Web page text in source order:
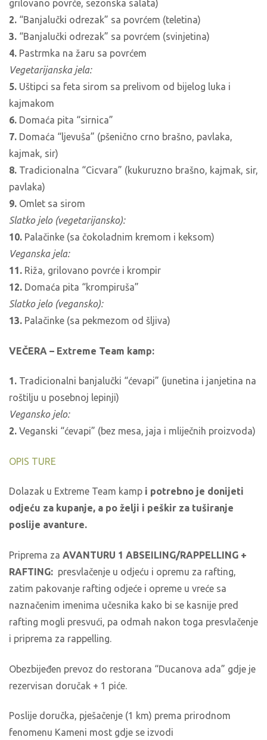
grilovano povrće, sezonska salata)
2. “Banjalučki odrezak” sa povrćem (teletina)
3. “Banjalučki odrezak” sa povrćem (svinjetina)
4. Pastrmka na žaru sa povrćem
Vegetarijanska jela:
5. Uštipci sa feta sirom sa prelivom od bijelog luka i
kajmakom
6. Domaća pita “sirnica”
7. Domaća “ljevuša” (pšenično crno brašno, pavlaka,
kajmak, sir)
8. Tradicionalna “Cicvara” (kukuruzno brašno, kajmak, sir,
pavlaka)
9. Omlet sa sirom
Slatko jelo (vegetarijansko):
10. Palačinke (sa čokoladnim kremom i keksom)
Veganska jela:
11. Riža, grilovano povrće i krompir
12. Domaća pita “krompiruša”
Slatko jelo (vegansko):
13. Palačinke (sa pekmezom od šljiva)
VEČERA – Extreme Team kamp:
1. Tradicionalni banjalučki “ćevapi” (junetina i janjetina na
roštilju u posebnoj lepinji)
Vegansko jelo:
2. Veganski “ćevapi” (bez mesa, jaja i mliječnih proizvoda)
OPIS TURE
Dolazak u Extreme Team kamp i potrebno je donijeti
odjeću za kupanje, a po želji i peškir za tuširanje
poslije avanture.
Priprema za AVANTURU 1 ABSEILING/RAPPELLING +
RAFTING: presvlačenje u odjeću i opremu za rafting,
zatim pakovanje rafting odjeće i opreme u vreće sa
naznačenim imenima učesnika kako bi se kasnije pred
rafting mogli presvući, pa odmah nakon toga presvlačenje
i priprema za rappelling.
Obezbijeđen prevoz do restorana “Ducanova ada” gdje je
rezervisan doručak + 1 piće.
Poslije doručka, pješačenje (1 km) prema prirodnom
fenomenu Kameni most gdje se izvodi